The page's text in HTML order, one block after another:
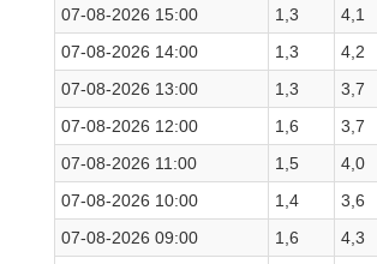
07-08-2026 15:00 1,3 4,1
07-08-2026 14:00
1,3 4,2
07-08-2026 13:00
1,3 3,7
07-08-2026 12:00
1,6 3,7
07-08-2026 11:00
1,5 4,0
07-08-2026 10:00
1,4 3,6
07-08-2026 09:00
1,6 4,3